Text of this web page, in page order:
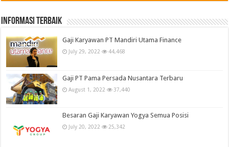
informasi terbaik
Gaji Karyawan PT Mandiri Utama Finance
July 29, 2022 44,468
Gaji PT Pama Persada Nusantara Terbaru
August 1, 2022 37,440
Besaran Gaji Karyawan Yogya Semua Posisi
July 20, 2022 25,342